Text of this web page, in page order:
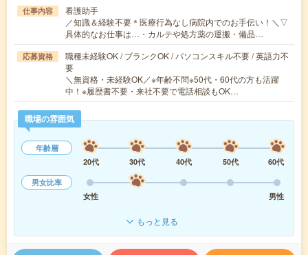
仕事内容
看護助手
／知識＆経験不要＊医療行為なし病院内でのお手伝い！＼▽
具体的なお仕事は…・カルテや処方薬の運搬・備品…
応募資格
職種未経験OK / ブランクOK / パソコンスキル不要 / 英語力不
要
＼無資格・未経験OK／※年齢不問※50代・60代の方も活躍
中！※履歴書不要・来社不要で電話相談もOK…
職場の雰囲気
年齢層
20代
30代 40代 50代
60代
男女比率
女性
男性
もっと見る